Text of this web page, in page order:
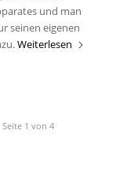
und man
seinen eigenen
Weiterlesen
Seite 1 von 4